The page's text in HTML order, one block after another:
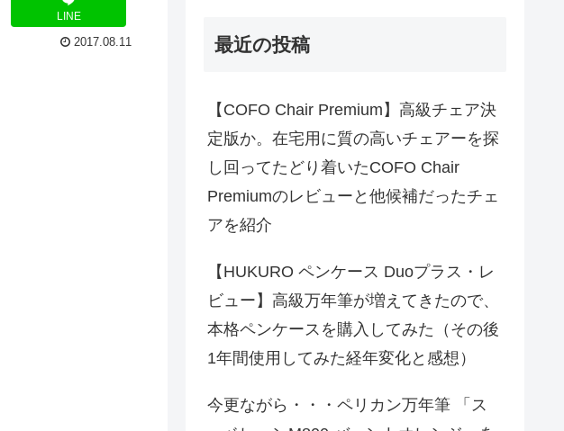
LINE
2017.08.11 最近の投稿
【COFO Chair Premium】高級チェア決
定版か。在宅用に質の高いチェアーを探
し回ってたどり着いたCOFO Chair
Premiumのレビューと他候補だったチェ
アを紹介
【HUKURO ペンケース Duoプラス・レ
ビュー】高級万年筆が増えてきたので、
本格ペンケースを購入してみた（その後
1年間使用してみた経年変化と感想）
今更ながら・・・ペリカン万年筆 「ス